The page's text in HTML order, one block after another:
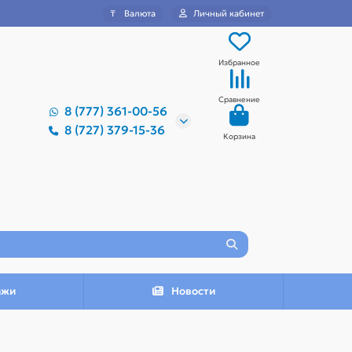
₸ Валюта Личный кабинет
8 (777) 361-00-56
8 (727) 379-15-36
Избранное
Сравнение
Корзина
Новости